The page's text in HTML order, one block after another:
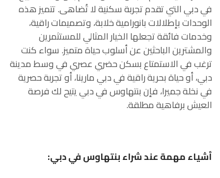
في دبي التي تقدم تجربة سكنية لا تُضاهى. تتميز هذه
الوحدات بإطلالات بانورامية خلابة، وتصميمات راقية،
وخدمات فائقة تجعلها الخيار المثالي للمستثمرين
والمشترين الباحثين عن أسلوب حياة متميز. سواء كنت
ترغب في الاستمتاع بسكن حضري عصري في وسط مدينة
دبي، أو حياة بحرية راقية في دبي مارينا، أو تجربة حصرية
في نخلة جميرا، فإن بنتهاوس في دبي يتيح لك فرصة
العيش برفاهية مطلقة.
أشياء مهمة عند شراء بنتهاوس في دبي: